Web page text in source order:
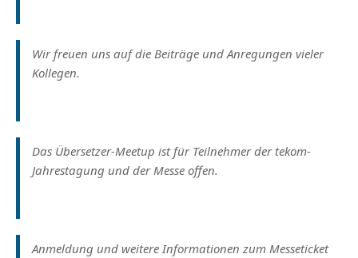
Wir freuen uns auf die Beiträge und Anregungen vieler
Kollegen.
Das Übersetzer-Meetup ist für Teilnehmer der tekom-
Jahrestagung und der Messe offen.
Anmeldung und weitere Informationen zum Messeticket